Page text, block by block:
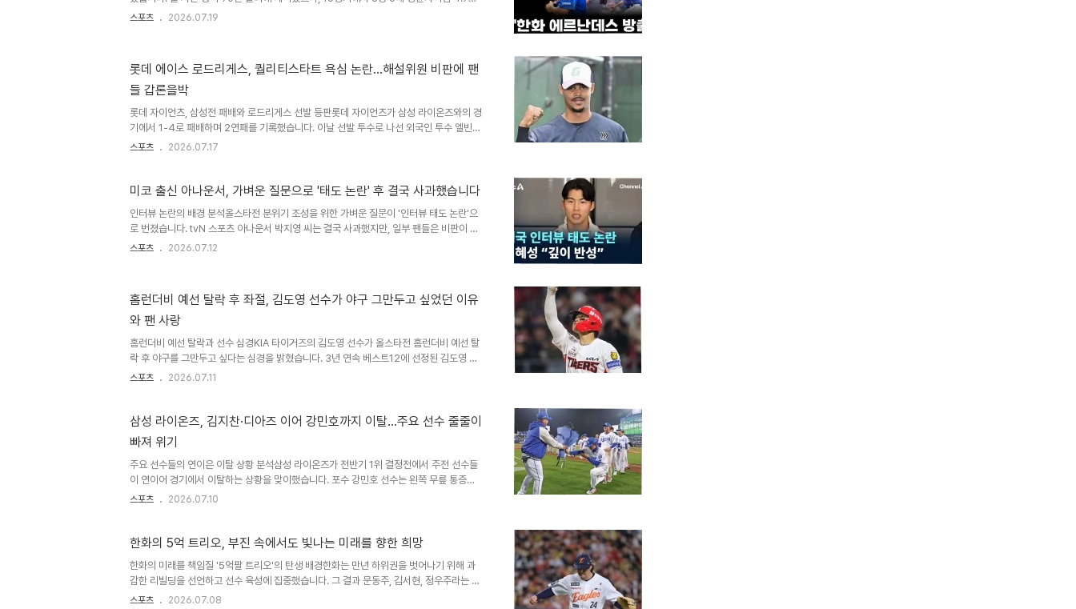
라는 저조한 성적을 기록했습니다. 이는 팀의 후반기 도약을 위한 불가피한 선택으로 분석
이닝 소화 능력 부족으로 이어져 불펜진에 큰 부담을 주었습니다. 새 외국인 투수 영입 계획
한화 이글스는 에르난데스의 방출을 계기로 새로운 외국인 투수 영입을 서두를 계획입니
스포츠 2026.07.19
롯데 에이스 로드리게스, 퀄리티스타트 욕심 논란…해설위원 비판에 팬
들 갑론을박
롯데 자이언츠, 삼성전 패배와 로드리게스 선발 등판롯데 자이언츠가 삼성 라이온즈와의 경
기에서 1-4로 패배하며 2연패를 기록했습니다. 이날 선발 투수로 나선 외국인 투수 엘빈
로드리게스는 5⅔이닝 동안 3실점을 기록하며 아쉬움을 남겼습니다. 로드리게스는 시즌 9
설위원은 이를 '옵션 때문에 돈에 대한 욕심'으로 해석하며 비판했습니다. 그러나 로드리게
었습니다. 이러한 사실관계 오류는 팬들 사이에서 큰 논란을 불러일으켰습니다. 선발 투수..
스포츠 2026.07.17
미코 출신 아나운서, 가벼운 질문으로 '태도 논란' 후 결국 사과했습니다
인터뷰 논란의 배경 분석올스타전 분위기 조성을 위한 가벼운 질문이 '인터뷰 태도 논란'으
로 번졌습니다. tvN 스포츠 아나운서 박지영 씨는 결국 사과했지만, 일부 팬들은 비판이 과
도하다는 반응을 보였습니다. 해당 발언만 텍스트로 퍼지면서 선수의 노력보다 외모를 평가
담조로 대화를 이어갔고 친분이 있다는 점을 고려해야 한다는 의견도 있습니다. 아나운서의
공식 사과와 입장박지영 아나운서는 불편함을 느낀 팬들에게 진심으로 사과했습니다. 올스
타전..
스포츠 2026.07.12
홈런더비 예선 탈락 후 좌절, 김도영 선수가 야구 그만두고 싶었던 이유
와 팬 사랑
홈런더비 예선 탈락과 선수 심경KIA 타이거즈의 김도영 선수가 올스타전 홈런더비 예선 탈
락 후 야구를 그만두고 싶다는 심경을 밝혔습니다. 3년 연속 베스트12에 선정된 김도영 선
수는 높은 팬들의 기대 속에서도 아쉬운 결과를 맞이했습니다. 그는 홈런더비와의 부적합성
공을 쳤던 경험과 팀 동료 한준수 선수를 배팅볼 투수로 선택하지 않은 이유를 설명했습니
다. 이는 팀의 포수를 아끼는 동료애에서 비롯된 결정이었습니다. 팬들의 응원과 김도영 선
수의 다짐김도영 선수는 자신에게 특별한 신발을 제작해 준 중학생 팬과의 일화를 소개했습
니다. ..
스포츠 2026.07.11
삼성 라이온즈, 김지찬·디아즈 이어 강민호까지 이탈…주요 선수 줄줄이
빠져 위기
주요 선수들의 연이은 이탈 상황 분석삼성 라이온즈가 전반기 1위 결정전에서 주전 선수들
이 연이어 경기에서 이탈하는 상황을 맞이했습니다. 포수 강민호 선수는 왼쪽 무릎 통증으
로 인해 선수 보호 차원에서 교체되었습니다. 앞서 김지찬 선수는 햄스트링 불편감으로, 르
1타점 2루타를 포함하여 맹활약을 펼쳤습니다. 그러나 7회 초, 왼쪽 무릎 통증을 호소하며
가 교체된 시점 기준 삼성 라이온즈는 5-3으로 앞서고 있었습니다. 하지만 핵심 선수들의
연..
스포츠 2026.07.10
한화의 5억 트리오, 부진 속에서도 빛나는 미래를 향한 희망
한화의 미래를 책임질 '5억팔 트리오'의 탄생 배경한화는 만년 하위권을 벗어나기 위해 과
감한 리빌딩을 선언하고 선수 육성에 집중했습니다. 그 결과 문동주, 김서현, 정우주라는 특
급 유망주를 확보하며 미래를 위한 발판을 마련했습니다. 이들은 각각 계약금 5억원을 받으
스포츠 2026.07.08